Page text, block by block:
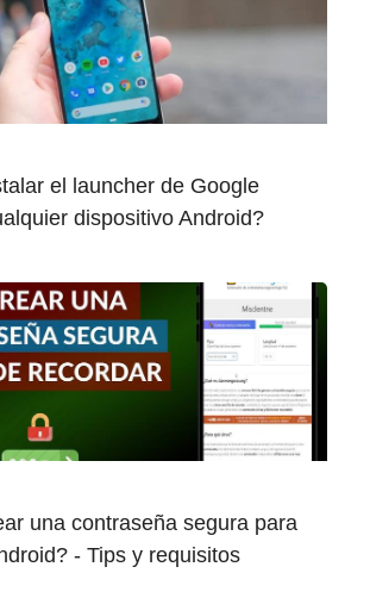
el launcher de Google
dispositivo Android?
una contraseña segura para
- Tips y requisitos